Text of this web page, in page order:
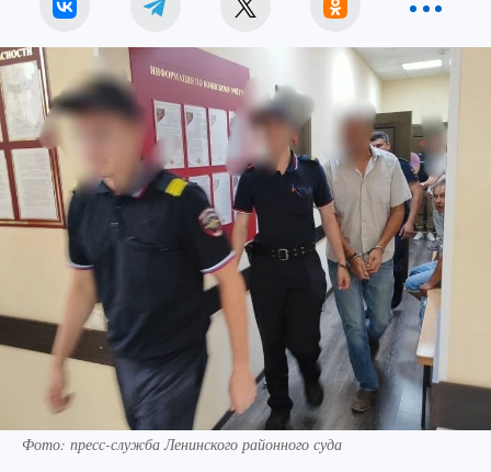
Фото: пресс-служба Ленинского районного суда